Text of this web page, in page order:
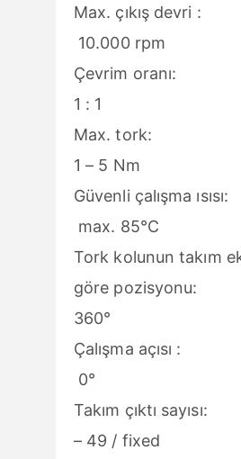
Max. çıkış
10.000 rpm
Çevrim
1 : 1
Max.
1 – 5 Nm
Güvenli çalışma
max. 85°C
Tork kolunun takım
göre
360°
Çalışma
0°
Takım çıktı
– 49 / fixed